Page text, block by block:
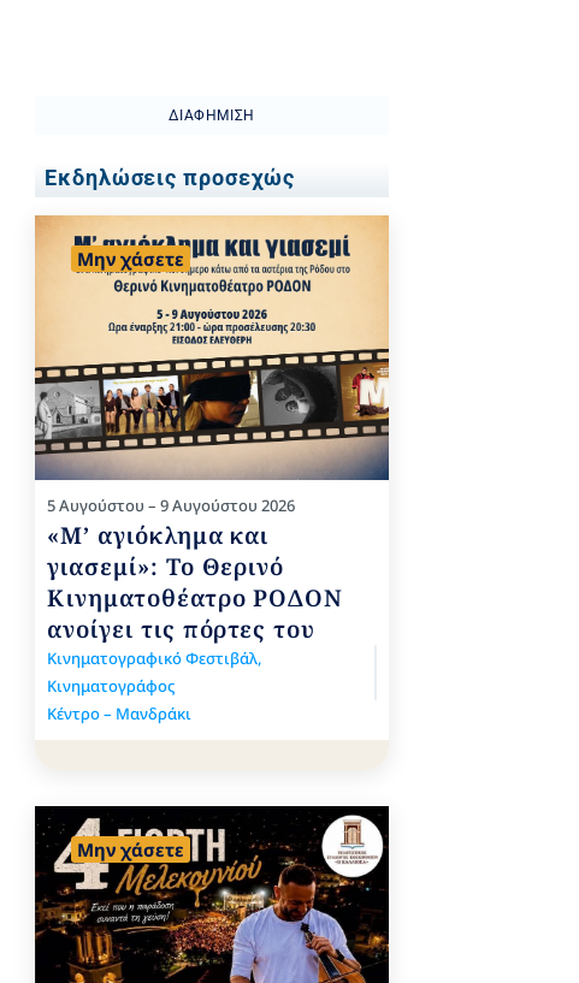
ΔΙΑΦΉΜΙΣΗ
Εκδηλώσεις προσεχώς
Μην χάσετε
5 Αυγούστου – 9 Αυγούστου 2026
«Μ’ αγιόκλημα και
γιασεμί»: Το Θερινό
Κινηματοθέατρο ΡΟΔΟΝ
ανοίγει τις πόρτες του
Κινηματογραφικό Φεστιβάλ,
Κινηματογράφος
Κέντρο – Μανδράκι
Μην χάσετε